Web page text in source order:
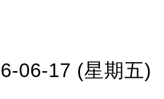
06-17 (星期五)